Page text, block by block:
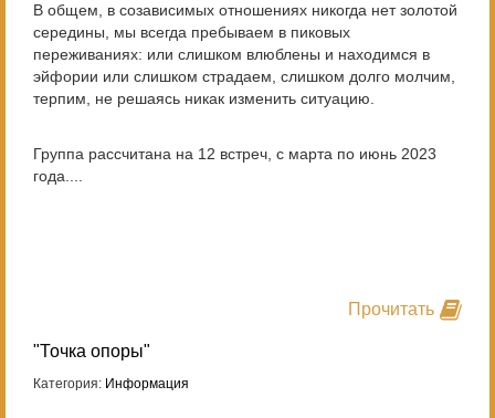
В общем, в созависимых отношениях никогда нет золотой
середины, мы всегда пребываем в пиковых
переживаниях: или слишком влюблены и находимся в
эйфории или слишком страдаем, слишком долго молчим,
терпим, не решаясь никак изменить ситуацию.
Группа рассчитана на 12 встреч, с марта по июнь 2023
года....
Прочитать
"Точка опоры"
Категория: Информация